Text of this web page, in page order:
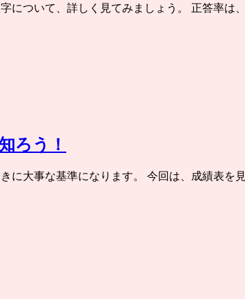
について、詳しく見てみましょう。 正答率は
ろう！
きに大事な基準になります。 今回は、成績表を